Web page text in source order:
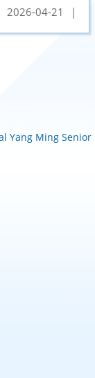
2026-04-21 |
Yang Ming Senior